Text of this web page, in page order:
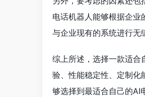
电话机器人能够根据企业
与企业现有的系统进行无
综上所述，选择一款适合
验、性能稳定性、定制化
够选择到最适合自己的AI